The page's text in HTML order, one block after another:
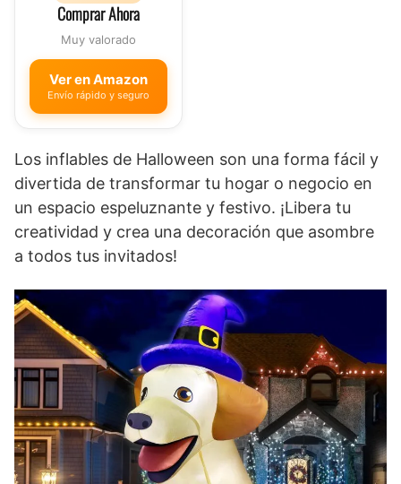
Comprar Ahora
Muy valorado
Ver en Amazon
Envío rápido y seguro
Los inflables de Halloween son una forma fácil y
divertida de transformar tu hogar o negocio en
un espacio espeluznante y festivo. ¡Libera tu
creatividad y crea una decoración que asombre
a todos tus invitados!